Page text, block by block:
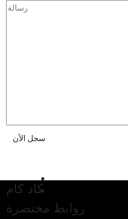
سجل الأن
كاد كام
روابط مختصرة